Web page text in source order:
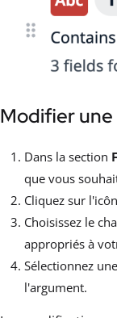
Modifier une
Dans la section
que vous
Cliquez sur
Choisissez le
appropriés à
Sélectionnez
l'argument.